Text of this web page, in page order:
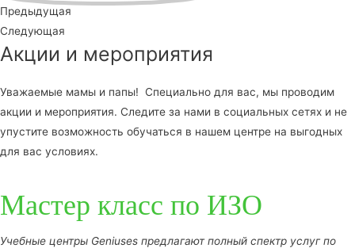
Предыдущая
Следующая
Акции и мероприятия
Уважаемые мамы и папы! Специально для вас, мы проводим
акции и мероприятия. Следите за нами в социальных сетях и не
упустите возможность обучаться в нашем центре на выгодных
для вас условиях.
Мастер класс по ИЗО
Учебные центры Geniuses предлагают полный спектр услуг по